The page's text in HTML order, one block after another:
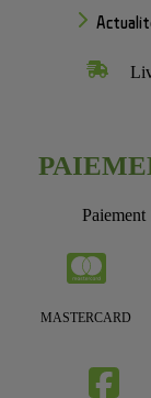
Paiement
MASTERCARD